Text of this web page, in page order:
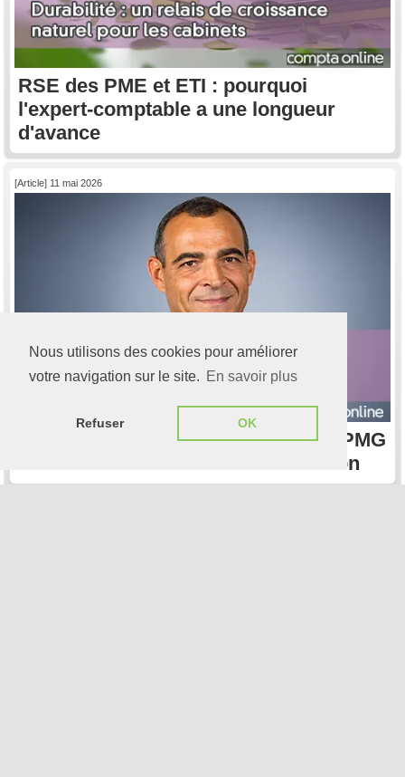
Nous utilisons des cookies pour améliorer
votre navigation sur le site. En savoir plus
Refuser OK
RSE des PME et ETI : pourquoi
l'expert-comptable a une longueur
d'avance
[Article] 11 mai 2026
Jean-Paul Vellutini : un parcours KPMG
France au service de Grant Thornton